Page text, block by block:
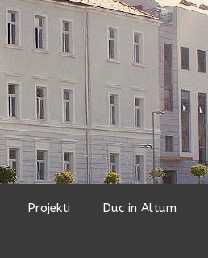
Projekti Duc in Altum